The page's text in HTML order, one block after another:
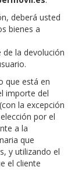
deberá usted
bienes a
la devolución
que está en
importe del
la excepción
por el
a la
que
y utilizando el
el cliente